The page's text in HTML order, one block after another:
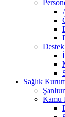
Sağlık
Kamu